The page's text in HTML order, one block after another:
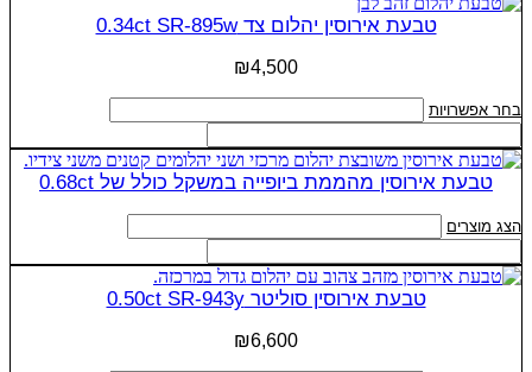
המוצר
מספר
סוגים.
את
האפשרויות
בעמוד
המוצר
טבעת אירוסין יהלום צד 0.34ct SR-895w
₪4,500
בחר אפשרויות
זה
יש
מספר
סוגים.
ניתן
לבחור
האפשרויות
בעמוד
טבעת אירוסין מהממת ביופייה במשקל כולל של 0.68ct
הצג מוצרים
טבעת אירוסין סוליטר 0.50ct SR-943y
₪6,600